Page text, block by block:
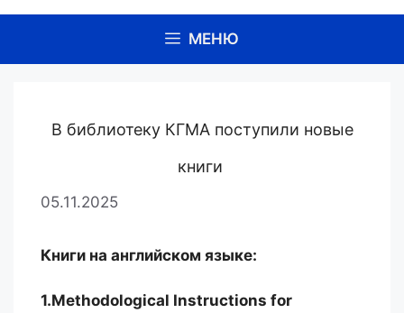
МЕНЮ
В библиотеку КГМА поступили новые
книги
05.11.2025
Книги на английском языке:
1.Methodological Instructions for